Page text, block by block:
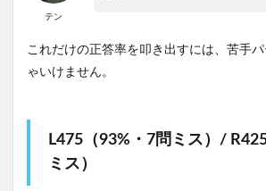
テン
これだけの正答率を叩き出すには、苦手
ゃいけません。
L475（93%・7問ミス）/
ミス）